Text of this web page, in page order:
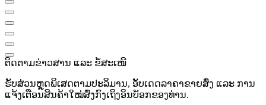
ຕິດຕາມຂ່າວສານ ແລະ ຂໍ້ສະເໜີ
ຮັບສ່ວນຫຼຸດພິເສດຕາມປະລິມານ, ອັບເດດລາຄາຂາຍສົ່ງ ແລະ ການ
ແຈ້ງເຕືອນສິນຄ້າໃໝ່ສົ່ງກົງເຖິງອິນບັອກຂອງທ່ານ.